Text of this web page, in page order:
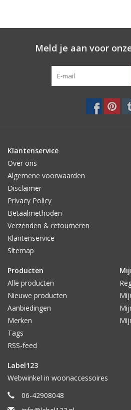
Meld je aan voor
Klantenservice
Over ons
Algemene voorwaarden
Disclaimer
Privacy Policy
Betaalmethoden
Verzenden & retourneren
Klantenservice
Sitemap
Producten
Alle producten
Nieuwe producten
Aanbiedingen
Merken
Tags
RSS-feed
Label123
Webwinkel in woonaccessoires
06-42908048